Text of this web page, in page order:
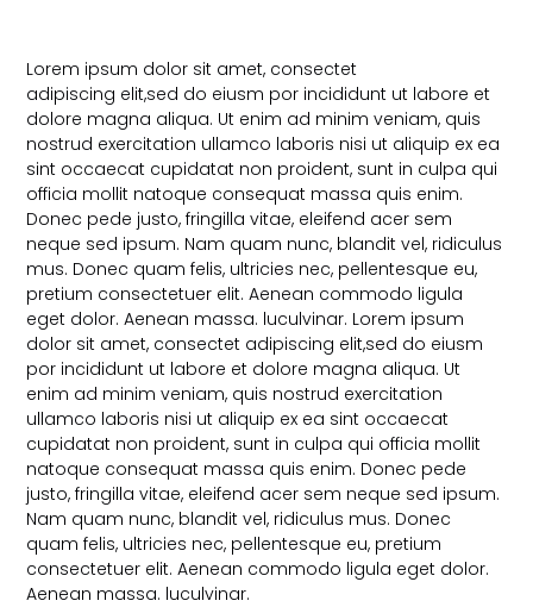
Lorem ipsum dolor sit amet, consectet
adipiscing elit,sed do eiusm por incididunt ut labore et
dolore magna aliqua. Ut enim ad minim veniam, quis
nostrud exercitation ullamco laboris nisi ut aliquip ex ea
sint occaecat cupidatat non proident, sunt in culpa qui
officia mollit natoque consequat massa quis enim.
Donec pede justo, fringilla vitae, eleifend acer sem
neque sed ipsum. Nam quam nunc, blandit vel, ridiculus
mus. Donec quam felis, ultricies nec, pellentesque eu,
pretium consectetuer elit. Aenean commodo ligula
eget dolor. Aenean massa. luculvinar. Lorem ipsum
dolor sit amet, consectet adipiscing elit,sed do eiusm
por incididunt ut labore et dolore magna aliqua. Ut
enim ad minim veniam, quis nostrud exercitation
ullamco laboris nisi ut aliquip ex ea sint occaecat
cupidatat non proident, sunt in culpa qui officia mollit
natoque consequat massa quis enim. Donec pede
justo, fringilla vitae, eleifend acer sem neque sed ipsum.
Nam quam nunc, blandit vel, ridiculus mus. Donec
quam felis, ultricies nec, pellentesque eu, pretium
consectetuer elit. Aenean commodo ligula eget dolor.
Aenean massa. luculvinar.